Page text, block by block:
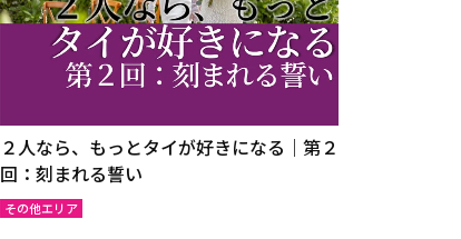
２人なら、もっとタイが好きになる｜第２
回：刻まれる誓い
その他エリア